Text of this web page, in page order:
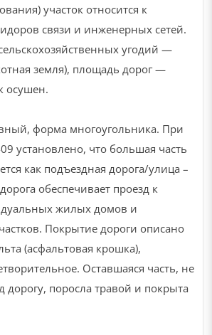
участок относится к
связи и инженерных сетей.
угодий —
земля), площадь дорог —
осушен.
форма многоугольника. При
установлено, что большая часть
как подъездная дорога/улица –
обеспечивает проезд к
жилых домов и
Покрытие дороги описано
(асфальтовая крошка),
Оставшаяся часть, не
дорогу, поросла травой и покрыта